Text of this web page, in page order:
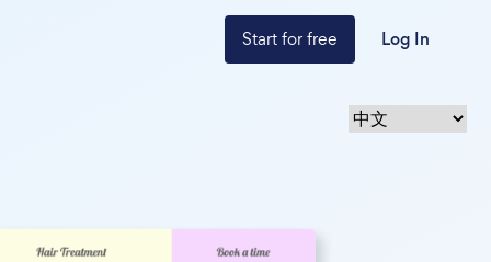
Start for free Log In